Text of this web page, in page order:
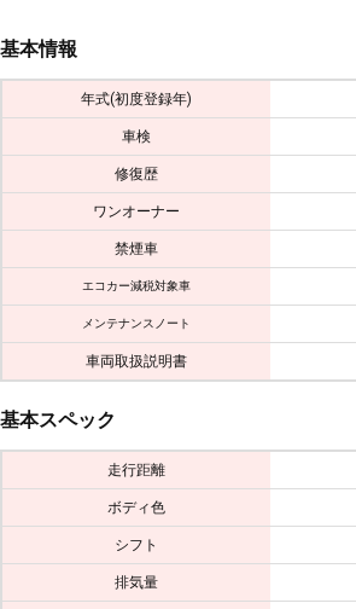
基本情報
年式(初度登録年)
車検
修復歴
ワンオーナー
禁煙車
エコカー減税対象車
メンテナンスノート
車両取扱説明書
基本スペック
走行距離
ボディ色
シフト
排気量